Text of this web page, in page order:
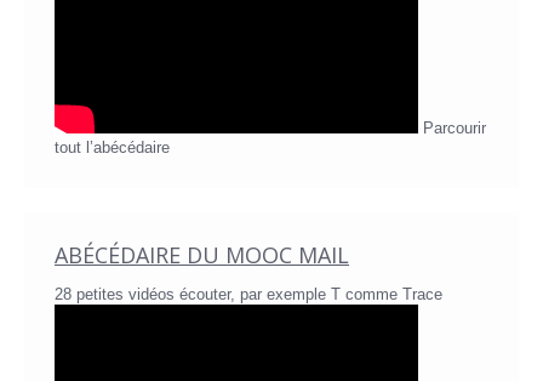
Parcourir
tout l’abécédaire
ABÉCÉDAIRE DU MOOC MAIL
28 petites vidéos écouter, par exemple T comme Trace